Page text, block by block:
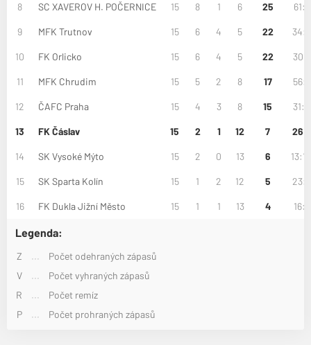
8 SC XAVEROV H. POČERNICE 15 8 1 6 25
9 MFK Trutnov 15 6 4 5 22
10 FK Orlicko 15 6 4 5 22
11 MFK Chrudim 15 5 2 8 17
12 ČAFC Praha 15 4 3 8 15
13 FK Čáslav 15 2 1 12 7
14 SK Vysoké Mýto 15 2 0 13 6
15 SK Sparta Kolín 15 1 2 12 5
16 FK Dukla Jižní Město 15 1 1 13 4
Legenda:
Z ...
Počet odehraných zápasů
V
...
Počet vyhraných zápasů
R
...
Počet remíz
P
... Počet prohraných zápasů